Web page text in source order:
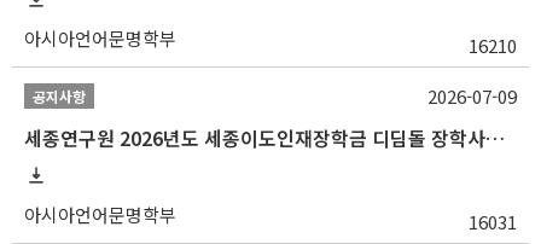
아시아언어문명학부 16210
공지사항
세종연구원 2026년도 세종이도인재장학금 디딤돌 장학사업 학자금대출 관련분야(원금상환, 이자지원) 신청 사업 안내
아시아언어문명학부 16031
2026-07-09